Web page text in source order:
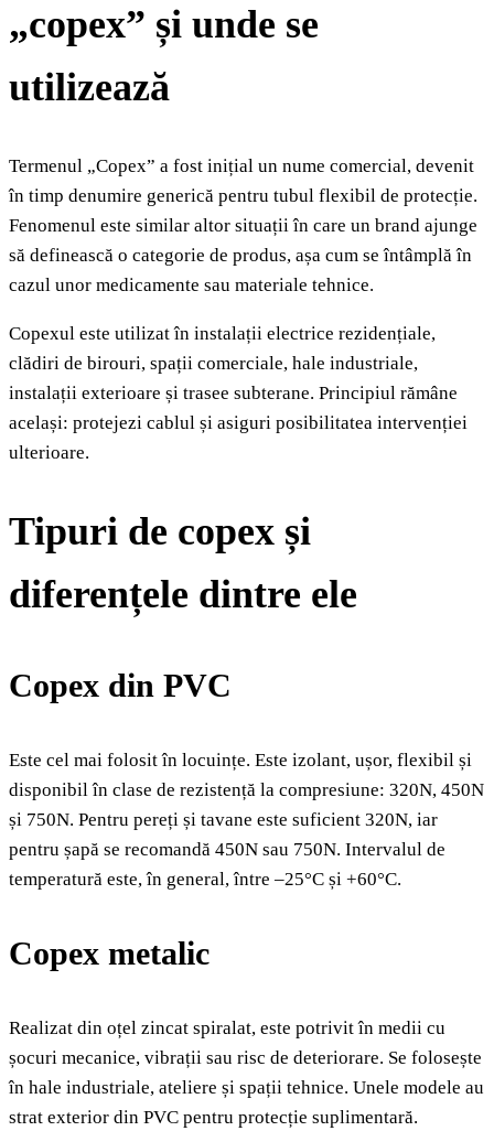
„copex” și unde se
utilizează
Termenul „Copex” a fost inițial un nume comercial, devenit
în timp denumire generică pentru tubul flexibil de protecție.
Fenomenul este similar altor situații în care un brand ajunge
să definească o categorie de produs, așa cum se întâmplă în
cazul unor medicamente sau materiale tehnice.
Copexul este utilizat în instalații electrice rezidențiale,
clădiri de birouri, spații comerciale, hale industriale,
instalații exterioare și trasee subterane. Principiul rămâne
același: protejezi cablul și asiguri posibilitatea intervenției
ulterioare.
Tipuri de copex și
diferențele dintre ele
Copex din PVC
Este cel mai folosit în locuințe. Este izolant, ușor, flexibil și
disponibil în clase de rezistență la compresiune: 320N, 450N
și 750N. Pentru pereți și tavane este suficient 320N, iar
pentru șapă se recomandă 450N sau 750N. Intervalul de
temperatură este, în general, între –25°C și +60°C.
Copex metalic
Realizat din oțel zincat spiralat, este potrivit în medii cu
șocuri mecanice, vibrații sau risc de deteriorare. Se folosește
în hale industriale, ateliere și spații tehnice. Unele modele au
strat exterior din PVC pentru protecție suplimentară.